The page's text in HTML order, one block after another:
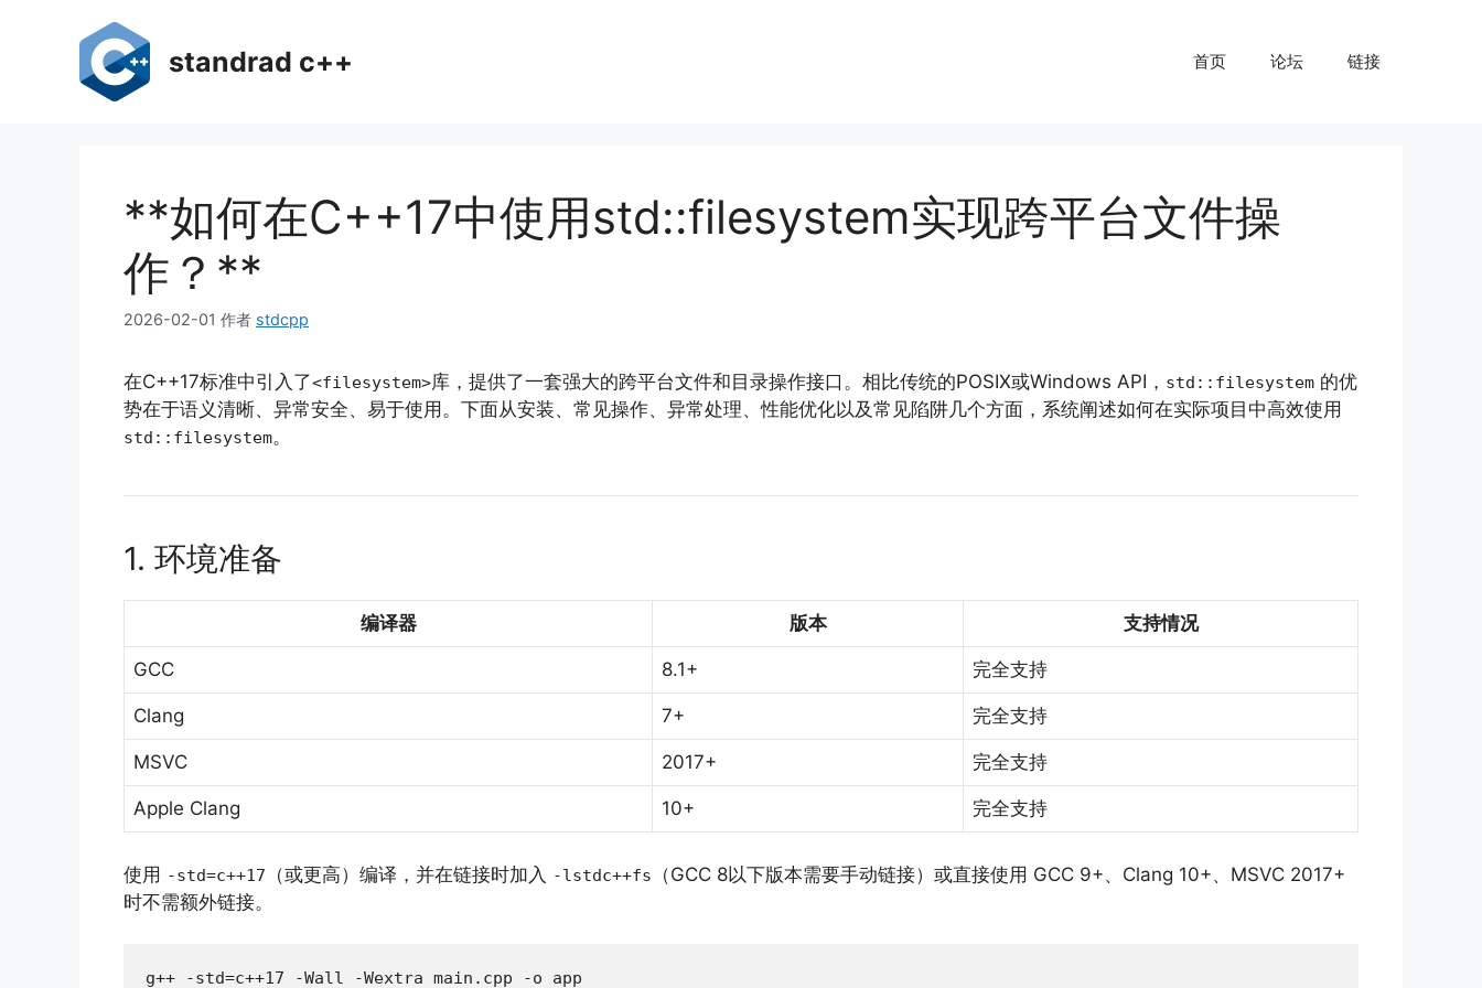
standrad c++ 首页 论坛 链接
**如何在C++17中使用std::filesystem实现跨平台文件操
作？**
2026-02-01 作者 stdcpp
在C++17标准中引入了<filesystem>库，提供了一套强大的跨平台文件和目录操作接口。相比传统的POSIX或Windows API， std::filesystem 的优
势在于语义清晰、异常安全、易于使用。下面从安装、常见操作、异常处理、性能优化以及常见陷阱几个方面，系统阐述如何在实际项目中高效使用
std::filesystem。
1. 环境准备
编译器 版本 支持情况
GCC 8.1+ 完全支持
Clang 7+ 完全支持
MSVC 2017+ 完全支持
Apple Clang 10+ 完全支持
使用 -std=c++17 （或更高）编译，并在链接时加入 -lstdc++fs
（GCC 8以下版本需要手动链接）或直接使用 GCC 9+、Clang 10+、MSVC 2017+
时不需额外链接。
g++ -std=c++17 -Wall -Wextra main.cpp -o app